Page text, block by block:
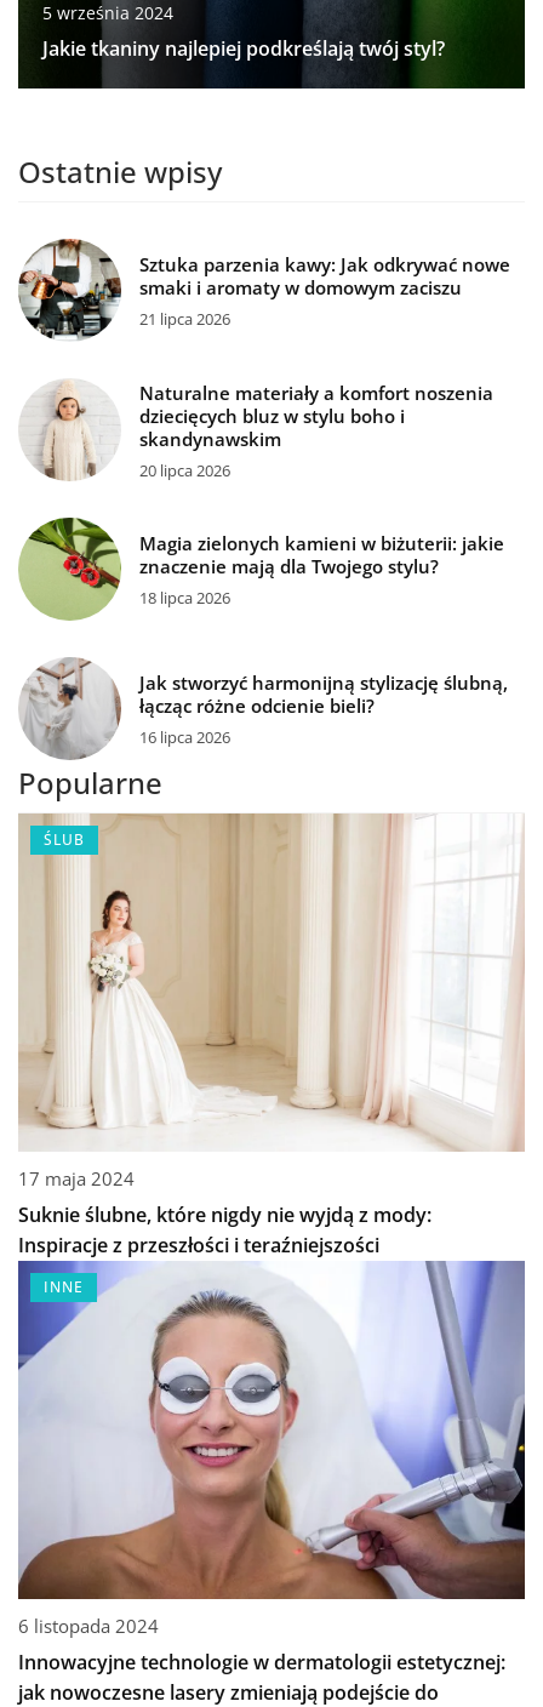
5 września 2024
Jakie tkaniny najlepiej podkreślają twój styl?
Ostatnie wpisy
Sztuka parzenia kawy: Jak odkrywać nowe
smaki i aromaty w domowym zaciszu
21 lipca 2026
Naturalne materiały a komfort noszenia
dziecięcych bluz w stylu boho i
skandynawskim
20 lipca 2026
Magia zielonych kamieni w biżuterii: jakie
znaczenie mają dla Twojego stylu?
18 lipca 2026
Jak stworzyć harmonijną stylizację ślubną,
łącząc różne odcienie bieli?
16 lipca 2026
Popularne
ŚLUB
17 maja 2024
Suknie ślubne, które nigdy nie wyjdą z mody:
Inspiracje z przeszłości i teraźniejszości
INNE
6 listopada 2024
Innowacyjne technologie w dermatologii estetycznej:
jak nowoczesne lasery zmieniają podejście do